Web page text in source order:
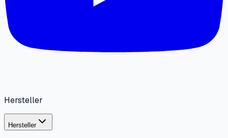
Hersteller
Hersteller